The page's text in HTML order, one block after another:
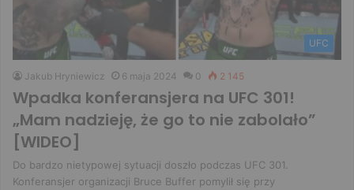
UFC
Jakub Hryniewicz 6 maja 2024 0 2 145
Wpadka konferansjera na UFC 301!
„Mam nadzieję, że go to nie zabolało”
[WIDEO]
Do bardzo nietypowej sytuacji doszło podczas UFC 301.
Konferansjer organizacji Bruce Buffer pomylił się przy